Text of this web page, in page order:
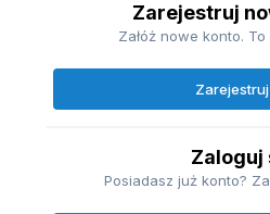
Zarejestruj
Załóż nowe konto.
Zaloguj
Posiadasz już konto?